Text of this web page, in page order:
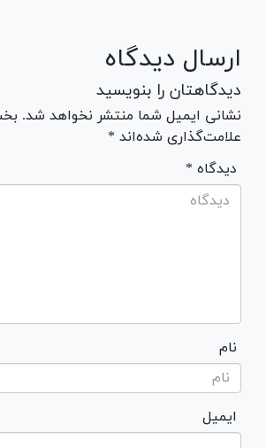
ارسال دیدگاه
دیدگاهتان را بنویسید
نشانی ایمیل شما منتشر نخواهد شد.
علامت‌گذاری شده‌اند *
* دیدگاه
نام
ایمیل